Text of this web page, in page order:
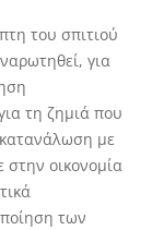
του σπιτιού
για
τη ζημιά που
με
στην οικονομία
των